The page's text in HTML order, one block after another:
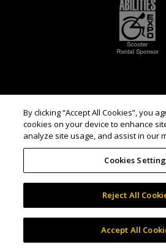
By clicking “Accept All Cookies”, you
cookies on your device to enhance
analyze site usage, and assist in our
Cookies
Reject All
Accept All